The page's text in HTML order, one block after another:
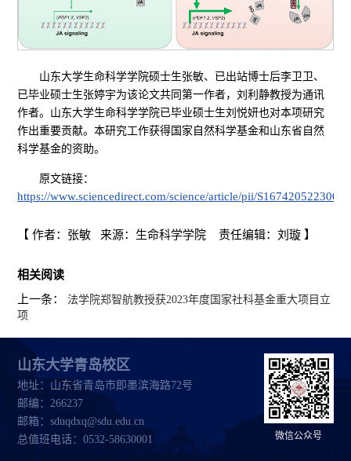
山东大学生命科学学院硕士生张敏、已出站博士后李卫卫、
已毕业硕士生张婷宇为该论文共同第一作者，刘利静教授为通讯
作者。山东大学生命科学学院已毕业硕士生刘悦妍也对本项研究
作出重要贡献。本研究工作获得国家自然科学基金和山东省自然
科学基金的资助。
原文链接：
https://www.sciencedirect.com/science/article/pii/
【 作者：张敏 来源：生命科学学院 责任编辑：刘璇 】
相关阅读
上一条： 法学院郑智航教授获2023年度国家社科基金重大项目立
项
山东大学青岛校区
地址：山东省青岛市即墨滨海路72号
邮编：266237
邮箱：sduqdxq@sdu.edu.cn
总值班电话：0532-58630001
微信公众号